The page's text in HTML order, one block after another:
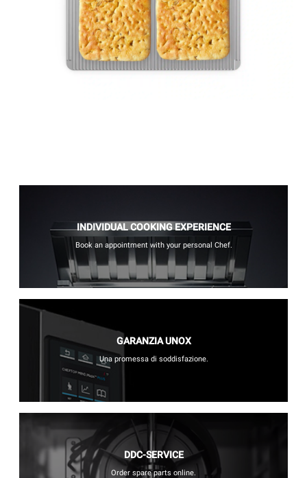
INDIVIDUAL COOKING EXPERIENCE
Book an appointment with your personal Chef.
GARANZIA UNOX
Una promessa di soddisfazione.
DDC-SERVICE
Order spare parts online.